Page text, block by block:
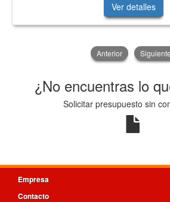
Ver detalles
Anterior Siguiente
¿No encuentras lo
Solicitar presupuesto sin
Empresa
Contacto